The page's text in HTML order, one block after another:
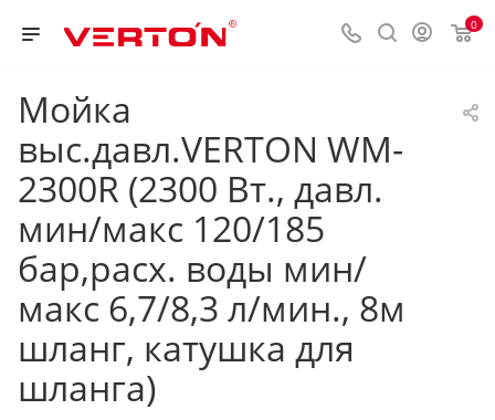
0
Мойка
выс.давл.VERTON WM-
2300R (2300 Вт., давл.
мин/макс 120/185
бар,расх. воды мин/
макс 6,7/8,3 л/мин., 8м
шланг, катушка для
шланга)